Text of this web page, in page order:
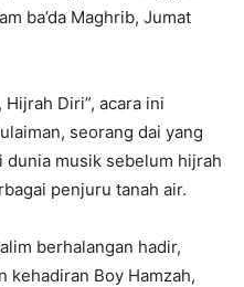
ba’da Maghrib, Jumat
Diri”, acara ini
seorang dai yang
musik sebelum hijrah
penjuru tanah air.
berhalangan hadir,
kehadiran Boy Hamzah,